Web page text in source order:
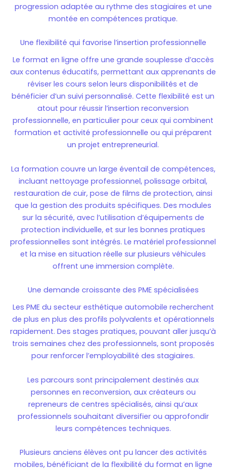
progression adaptée au rythme des stagiaires et une
montée en compétences pratique.
Une flexibilité qui favorise l’insertion professionnelle
Le format en ligne offre une grande souplesse d’accès
aux contenus éducatifs, permettant aux apprenants de
réviser les cours selon leurs disponibilités et de
bénéficier d’un suivi personnalisé. Cette flexibilité est un
atout pour réussir l’insertion reconversion
professionnelle, en particulier pour ceux qui combinent
formation et activité professionnelle ou qui préparent
un projet entrepreneurial.
La formation couvre un large éventail de compétences,
incluant nettoyage professionnel, polissage orbital,
restauration de cuir, pose de films de protection, ainsi
que la gestion des produits spécifiques. Des modules
sur la sécurité, avec l’utilisation d’équipements de
protection individuelle, et sur les bonnes pratiques
professionnelles sont intégrés. Le matériel professionnel
et la mise en situation réelle sur plusieurs véhicules
offrent une immersion complète.
Une demande croissante des PME spécialisées
Les PME du secteur esthétique automobile recherchent
de plus en plus des profils polyvalents et opérationnels
rapidement. Des stages pratiques, pouvant aller jusqu’à
trois semaines chez des professionnels, sont proposés
pour renforcer l’employabilité des stagiaires.
Les parcours sont principalement destinés aux
personnes en reconversion, aux créateurs ou
repreneurs de centres spécialisés, ainsi qu’aux
professionnels souhaitant diversifier ou approfondir
leurs compétences techniques.
Plusieurs anciens élèves ont pu lancer des activités
mobiles, bénéficiant de la flexibilité du format en ligne